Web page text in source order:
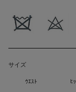
サイズ
ｳｴｽﾄ ﾋ